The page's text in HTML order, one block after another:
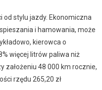
od stylu jazdy. Ekonomiczna
i hamowania, może
kierowca o
więcej litrów paliwa niż
założeniu 48 000 km rocznie,
rzędu 265,20 zł